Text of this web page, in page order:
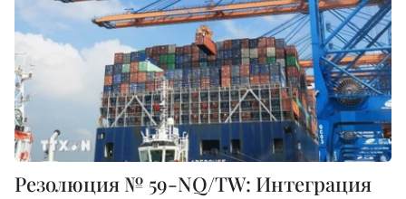
Резолюция № 59-NQ/TW: Интеграция